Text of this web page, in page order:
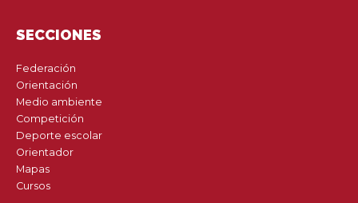
SECCIONES
Federación
Orientación
Medio ambiente
Competición
Deporte escolar
Orientador
Mapas
Cursos